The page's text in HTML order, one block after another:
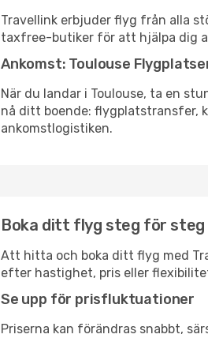
Travellink erbjuder flyg från alla
taxfree-butiker för att hjälpa dig
Ankomst: Toulouse
När du landar i Toulouse, ta en
nå ditt boende: flygplatstransfer,
ankomstlogistiken.
Boka ditt flyg steg för steg
Att hitta och boka ditt flyg med
efter hastighet, pris eller
Se upp för prisfluktuationer
Priserna kan förändras snabbt,